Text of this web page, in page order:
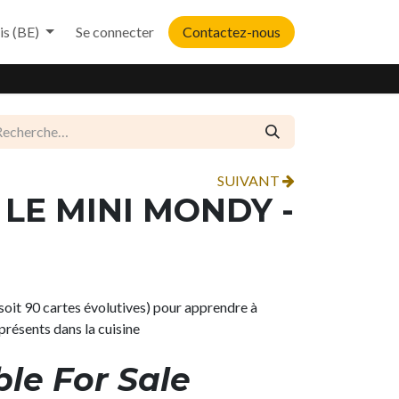
(BE) Se connecter Contactez-nous
SUIVANT
MINI MONDY -
90 cartes évolutives) pour apprendre à
dans la cuisine
For Sale